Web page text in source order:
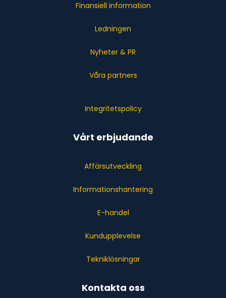
Finansiell information
Ledningen
Nyheter & PR
Våra partners
Integritetspolicy
Vårt erbjudande
Affärsutveckling
Informationshantering
E-handel
Kundupplevelse
Tekniklösningar
Kontakta oss